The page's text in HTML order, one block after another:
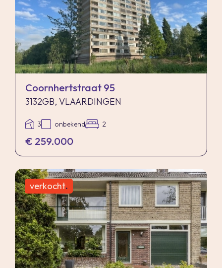
Coornhertstraat 95
3132GB, VLAARDINGEN
3 onbekend 2
€ 259.000
verkocht.